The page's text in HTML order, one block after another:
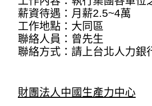
薪資待遇：月薪2.5~4萬
工作地點：大同區
聯絡人員：曾先生
聯絡方式： 請上台北人力銀
財團法人中國生產力中心